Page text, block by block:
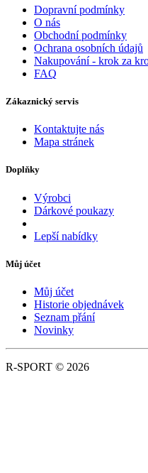
Dopravní podmínky
O nás
Obchodní podmínky
Ochrana osobních údajů
Nakupování - krok za
FAQ
Zákaznický servis
Kontaktujte nás
Mapa stránek
Doplňky
Výrobci
Dárkové poukazy
Lepší nabídky
Můj účet
Můj účet
Historie objednávek
Seznam přání
Novinky
R-SPORT © 2026